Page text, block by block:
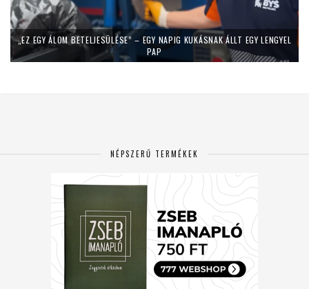
„EZ EGY ÁLOM BETELJESÜLÉSE” – EGY NAPIG KUKÁSNAK ÁLLT EGY LENGYEL
PAP
NÉPSZERŰ TERMÉKEK